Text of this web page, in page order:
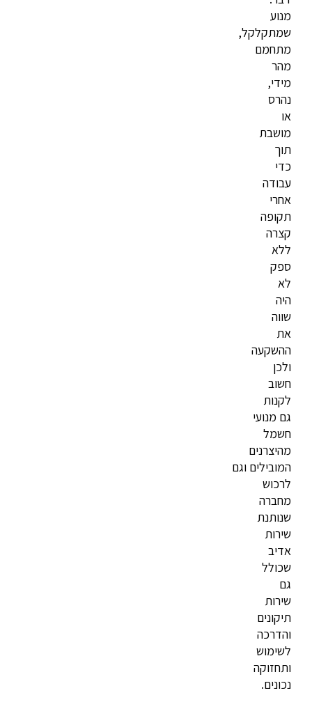
מנוע
שמתקלקל,
מתחמם
מהר
מידי,
נהרס
או
מושבת
תוך
כדי
עבודה
אחרי
תקופה
קצרה
ללא
ספק
לא
היה
שווה
את
ההשקעה
ולכן
חשוב
לקנות
גם מנועי
חשמל
מהיצרנים
המובילים וגם
לרכוש
מחברה
שנותנת
שירות
אדיב
שכולל
גם
שירות
תיקונים
והדרכה
לשימוש
ותחזוקה
נכונים.